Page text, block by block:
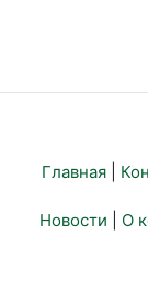
Главная
Новости
О